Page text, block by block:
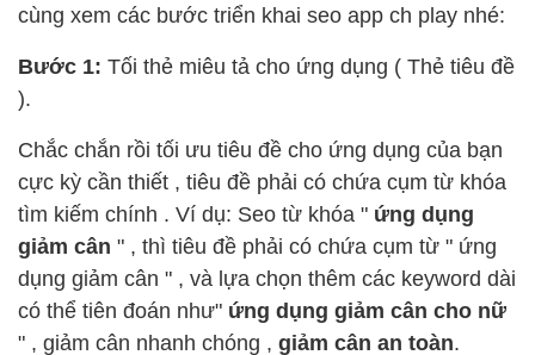
cùng xem các bước triển khai seo app ch play nhé:
Bước 1: Tối thẻ miêu tả cho ứng dụng ( Thẻ tiêu đề
).
Chắc chắn rồi tối ưu tiêu đề cho ứng dụng của bạn
cực kỳ cần thiết , tiêu đề phải có chứa cụm từ khóa
tìm kiếm chính . Ví dụ: Seo từ khóa " ứng dụng
giảm cân " , thì tiêu đề phải có chứa cụm từ " ứng
dụng giảm cân " , và lựa chọn thêm các keyword dài
có thể tiên đoán như" ứng dụng giảm cân cho nữ
" , giảm cân nhanh chóng , giảm cân an toàn.